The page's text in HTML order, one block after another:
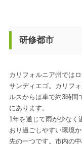
研修都市
カリフォルニア州では
サンディエゴ。カリフ
ルスからは車で約3時間
にあります。
1年を通じて雨が少なく
おり過ごしやすい環境
先の一つです。市内の